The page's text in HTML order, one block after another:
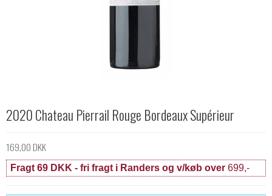
2020 Chateau Pierrail Rouge Bordeaux Supérieur
169,00 DKK
Fragt 69 DKK - fri fragt i Randers og v/køb over 699,-